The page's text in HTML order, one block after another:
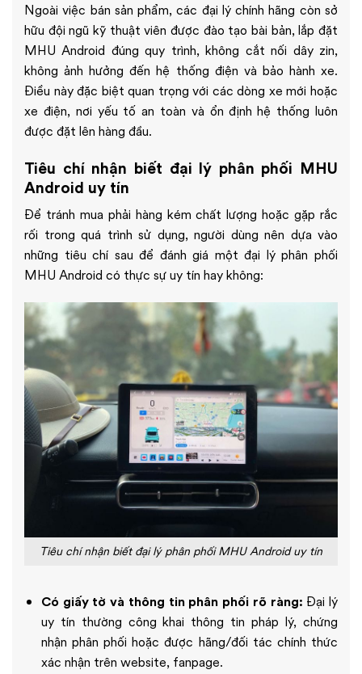
Ngoài việc bán sản phẩm, các đại lý chính hãng còn sở
hữu đội ngũ kỹ thuật viên được đào tạo bài bản, lắp đặt
MHU Android đúng quy trình, không cắt nối dây zin,
không ảnh hưởng đến hệ thống điện và bảo hành xe.
Điều này đặc biệt quan trọng với các dòng xe mới hoặc
xe điện, nơi yếu tố an toàn và ổn định hệ thống luôn
được đặt lên hàng đầu.
Tiêu chí nhận biết đại lý phân phối MHU
Android uy tín
Để tránh mua phải hàng kém chất lượng hoặc gặp rắc
rối trong quá trình sử dụng, người dùng nên dựa vào
những tiêu chí sau để đánh giá một đại lý phân phối
MHU Android có thực sự uy tín hay không:
Tiêu chí nhận biết đại lý phân phối MHU Android uy tín
Có giấy tờ và thông tin phân phối rõ ràng: Đại lý
uy tín thường công khai thông tin pháp lý, chứng
nhận phân phối hoặc được hãng/đối tác chính thức
xác nhận trên website, fanpage.